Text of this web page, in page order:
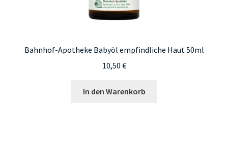
Bahnhof-Apotheke Babyöl empfindliche Haut 50ml
10,50 €
In den Warenkorb